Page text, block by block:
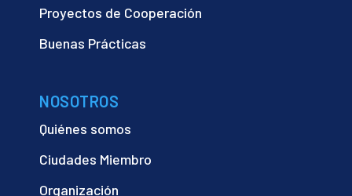
Proyectos de Cooperación
Buenas Prácticas
NOSOTROS
Quiénes somos
Ciudades Miembro
Organización